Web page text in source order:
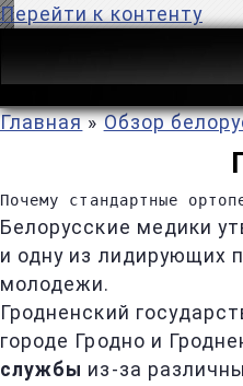
Перейти к контенту
Главная » Обзор
Почему стандартные
Белорусские медики
и одну из лидирующих
молодежи.
Гродненский
городе Гродно и
службы из-за